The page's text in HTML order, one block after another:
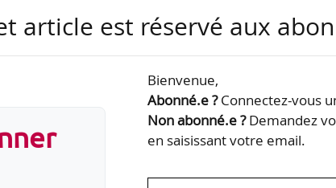
ans, soit un à 1,3 milliard d’euros par an en
retour de la crise ;
article est réservé aux
Bienvenue,
Abonné.e ?Connectez-vous
Non abonné.e ?Demandez
en saisissant votre email.